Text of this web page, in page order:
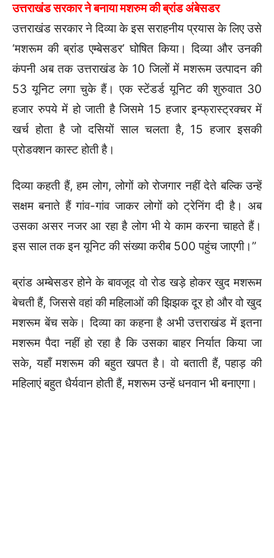
उत्तराखंड सरकार ने बनाया मशरुम की ब्रांड अंबेसडर
उत्तराखंड सरकार ने दिव्या के इस सराहनीय प्रयास के लिए उसे
‘मशरूम की ब्रांड एम्बेसडर’ घोषित किया। दिव्या और उनकी
कंपनी अब तक उत्तराखंड के 10 जिलों में मशरूम उत्पादन की
53 यूनिट लगा चुके हैं। एक स्टेंडर्ड यूनिट की शुरुवात 30
हजार रुपये में हो जाती है जिसमे 15 हजार इन्फ्रास्ट्रक्चर में
खर्च होता है जो दसियों साल चलता है, 15 हजार इसकी
प्रोडक्शन कास्ट होती है।
दिव्या कहती हैं, हम लोग, लोगों को रोजगार नहीं देते बल्कि उन्हें
सक्षम बनाते हैं गांव-गांव जाकर लोगों को ट्रेनिंग दी है। अब
उसका असर नजर आ रहा है लोग भी ये काम करना चाहते हैं।
इस साल तक इन यूनिट की संख्या करीब 500 पहुंच जाएगी।”
ब्रांड अम्बेसडर होने के बावजूद वो रोड खड़े होकर खुद मशरूम
बेचती हैं, जिससे वहां की महिलाओं की झिझक दूर हो और वो खुद
मशरूम बेंच सके। दिव्या का कहना है अभी उत्तराखंड में इतना
मशरूम पैदा नहीं हो रहा है कि उसका बाहर निर्यात किया जा
सके, यहाँ मशरूम की बहुत खपत है। वो बताती हैं, पहाड़ की
महिलाएं बहुत धैर्यवान होती हैं, मशरूम उन्हें धनवान भी बनाएगा।